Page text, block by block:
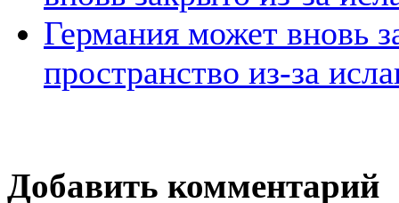
Германия может вновь
пространство из-за
Добавить комментарий